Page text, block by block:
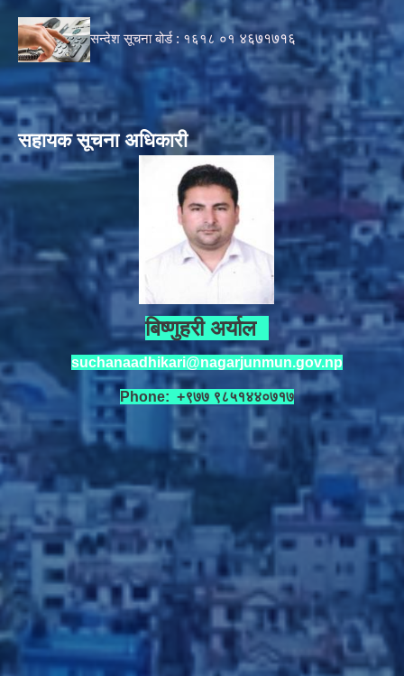
सन्देश सूचना बोर्ड : १६१८ ०१४६७१७१६
सहायक सूचना अधिकारी
बिष्णुहरी अर्याल
suchanaadhikari@nagarjunmun.gov.np
Phone: +९७७ ९८५१४४०७१७